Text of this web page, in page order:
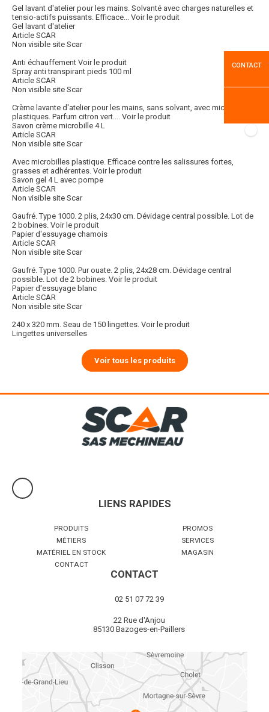
Gel lavant d'atelier pour les mains. Solvanté avec charges naturelles et
tensio-actifs puissants. Efficace...
Voir le produit
Gel lavant d'atelier
Article SCAR
Non visible site Scar
Anti échauffement Voir le produit
Spray anti transpirant pieds 100 ml
Article SCAR
Non visible site Scar
Crème lavante d'atelier pour les mains, sans solvant, avec microbilles
plastiques. Parfum citron vert....
Voir le produit
Savon crème microbille 4 L
Article SCAR
Non visible site Scar
Avec microbilles plastique. Efficace contre les salissures fortes,
grasses et adhérentes. Voir le produit
Savon gel 4 L avec pompe
Article SCAR
Non visible site Scar
Gaufré. Type 1000. 2 plis, 24x30 cm. Dévidage central possible. Lot de
2 bobines. Voir le produit
Papier d'essuyage chamois
Article SCAR
Non visible site Scar
Gaufré. Type 1000. Pur ouate. 2 plis, 24x28 cm. Dévidage central
possible. Lot de 2 bobines. Voir le produit
Papier d'essuyage blanc
Article SCAR
Non visible site Scar
240 x 320 mm. Seau de 150 lingettes. Voir le produit
Lingettes universelles
Voir tous les produits
CONTACT
LIENS RAPIDES
PRODUITS
PROMOS
MÉTIERS
SERVICES
MATÉRIEL EN STOCK
MAGASIN
CONTACT
CONTACT
02 51 07 72 39
22 Rue d'Anjou
85130 Bazoges-en-Paillers